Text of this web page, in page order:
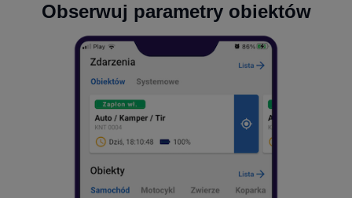
Obserwuj parametry obiektów